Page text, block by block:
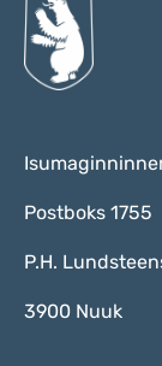
Postboks 1755
P.H.
3900 Nuuk